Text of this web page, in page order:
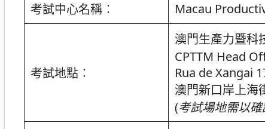
考試中心名稱︰ Macau
考試地點︰
澳門生產力暨科
CPTTM Head
Rua de Xangai
澳門新口岸上海
(考試場地需以